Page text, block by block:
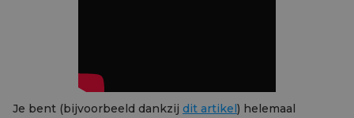
Je bent (bijvoorbeeld dankzij dit artikel ) helemaal